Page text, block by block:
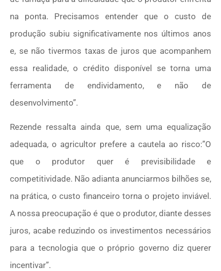
na ponta. Precisamos entender que o custo de
produção subiu significativamente nos últimos anos
e, se não tivermos taxas de juros que acompanhem
essa realidade, o crédito disponível se torna uma
ferramenta de endividamento, e não de
desenvolvimento”.
Rezende ressalta ainda que, sem uma equalização
adequada, o agricultor prefere a cautela ao risco:”O
que o produtor quer é previsibilidade e
competitividade. Não adianta anunciarmos bilhões se,
na prática, o custo financeiro torna o projeto inviável.
A nossa preocupação é que o produtor, diante desses
juros, acabe reduzindo os investimentos necessários
para a tecnologia que o próprio governo diz querer
incentivar”.